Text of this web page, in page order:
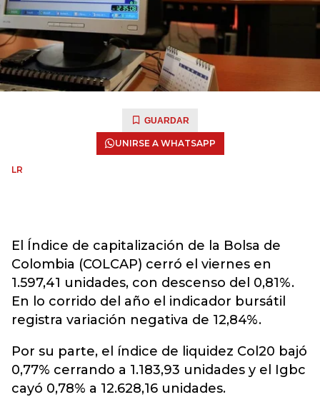
GUARDAR
UNIRSE A WHATSAPP
LR
El Índice de capitalización de la Bolsa de
Colombia (COLCAP) cerró el viernes en
1.597,41 unidades, con descenso del 0,81%.
En lo corrido del año el indicador bursátil
registra variación negativa de 12,84%.
Por su parte, el índice de liquidez Col20 bajó
0,77% cerrando a 1.183,93 unidades y el Igbc
cayó 0,78% a 12.628,16 unidades.